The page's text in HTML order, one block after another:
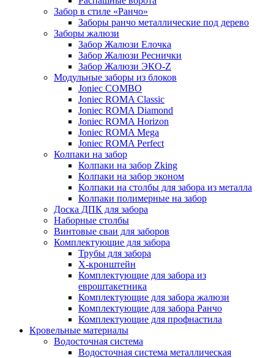
Забор в стиле «Ранчо»
Заборы ранчо металлические под дерево
Заборы жалюзи
Забор Жалюзи Елочка
Забор Жалюзи Реснички
Забор Жалюзи ЭКО-Z
Модульные заборы из блоков
Joniec COMBO
Joniec ROMA Classic
Joniec ROMA Diamond
Joniec ROMA Horizon
Joniec ROMA Mega
Joniec ROMA Perfect
Колпаки на забор
Колпаки на забор Zking
Колпаки на забор эконом
Колпаки на столбы для забора из металла
Колпаки полимерные на забор
Доска ДПК для забора
Наборные столбы
Винтовые сваи для заборов
Комплектующие для забора
Трубы для забора
Х-кронштейн
Комплектующие для забора из
евроштакетника
Комплектующие для забора жалюзи
Комплектующие для забора Ранчо
Комплектующие для профнастила
Кровельные материалы
Водосточная система
Водосточная система металлическая